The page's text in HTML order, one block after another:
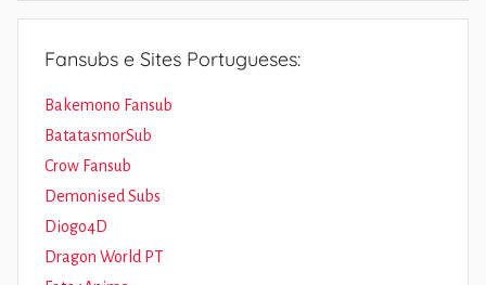
Fansubs e Sites Portugueses:
Bakemono Fansub
BatatasmorSub
Crow Fansub
Demonised Subs
Diogo4D
Dragon World PT